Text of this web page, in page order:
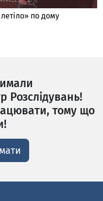
по дому
Розслідувань!
тому що